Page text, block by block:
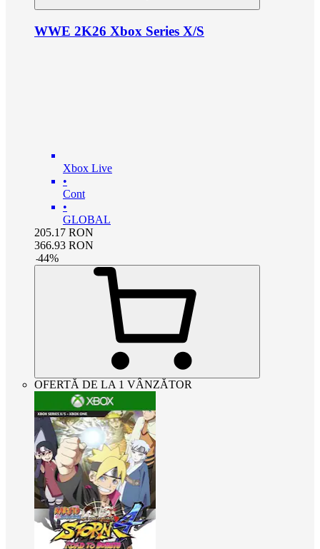
WWE 2K26 Xbox Series X/S
Xbox Live
•
Cont
•
GLOBAL
205.17 RON
366.93 RON
-44%
OFERTĂ DE LA 1 VÂNZĂTOR